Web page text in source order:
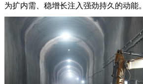
为扩内需、稳增长注入强劲持久的动能。